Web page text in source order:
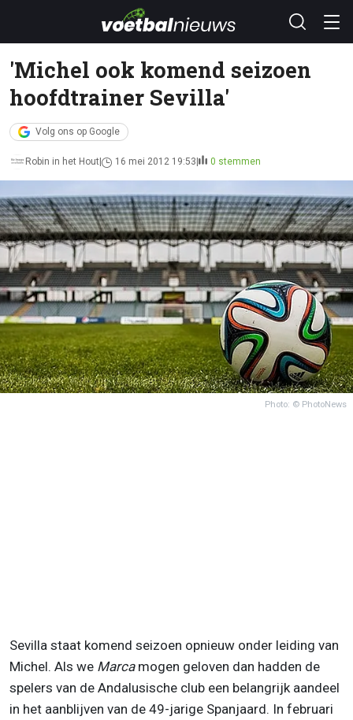
'Michel ook komend seizoen
hoofdtrainer Sevilla'
Volg ons op Google
Robin in het Hout 16 mei 2012 19:53 0 stemmen
Photo: © PhotoNews
Sevilla staat komend seizoen opnieuw onder leiding van
Michel. Als we Marcamogen geloven dan hadden de
spelers van de Andalusische club een belangrijk aandeel
in het aanblijven van de 49-jarige Spanjaard. In februari